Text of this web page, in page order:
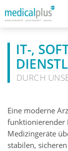
IT-,
DURCH
Eine moderne
funktionierender
Medizingeräte
stabilen,